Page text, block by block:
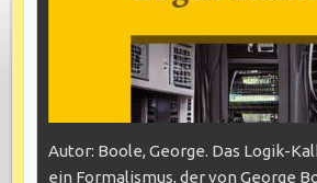
Autor: Boole, George. Das Logik-
ein Formalismus, der von George